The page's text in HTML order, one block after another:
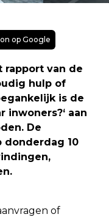
op Google
rapport van de
hulp of
is de
inwoners?‘ aan
De
donderdag 10
of